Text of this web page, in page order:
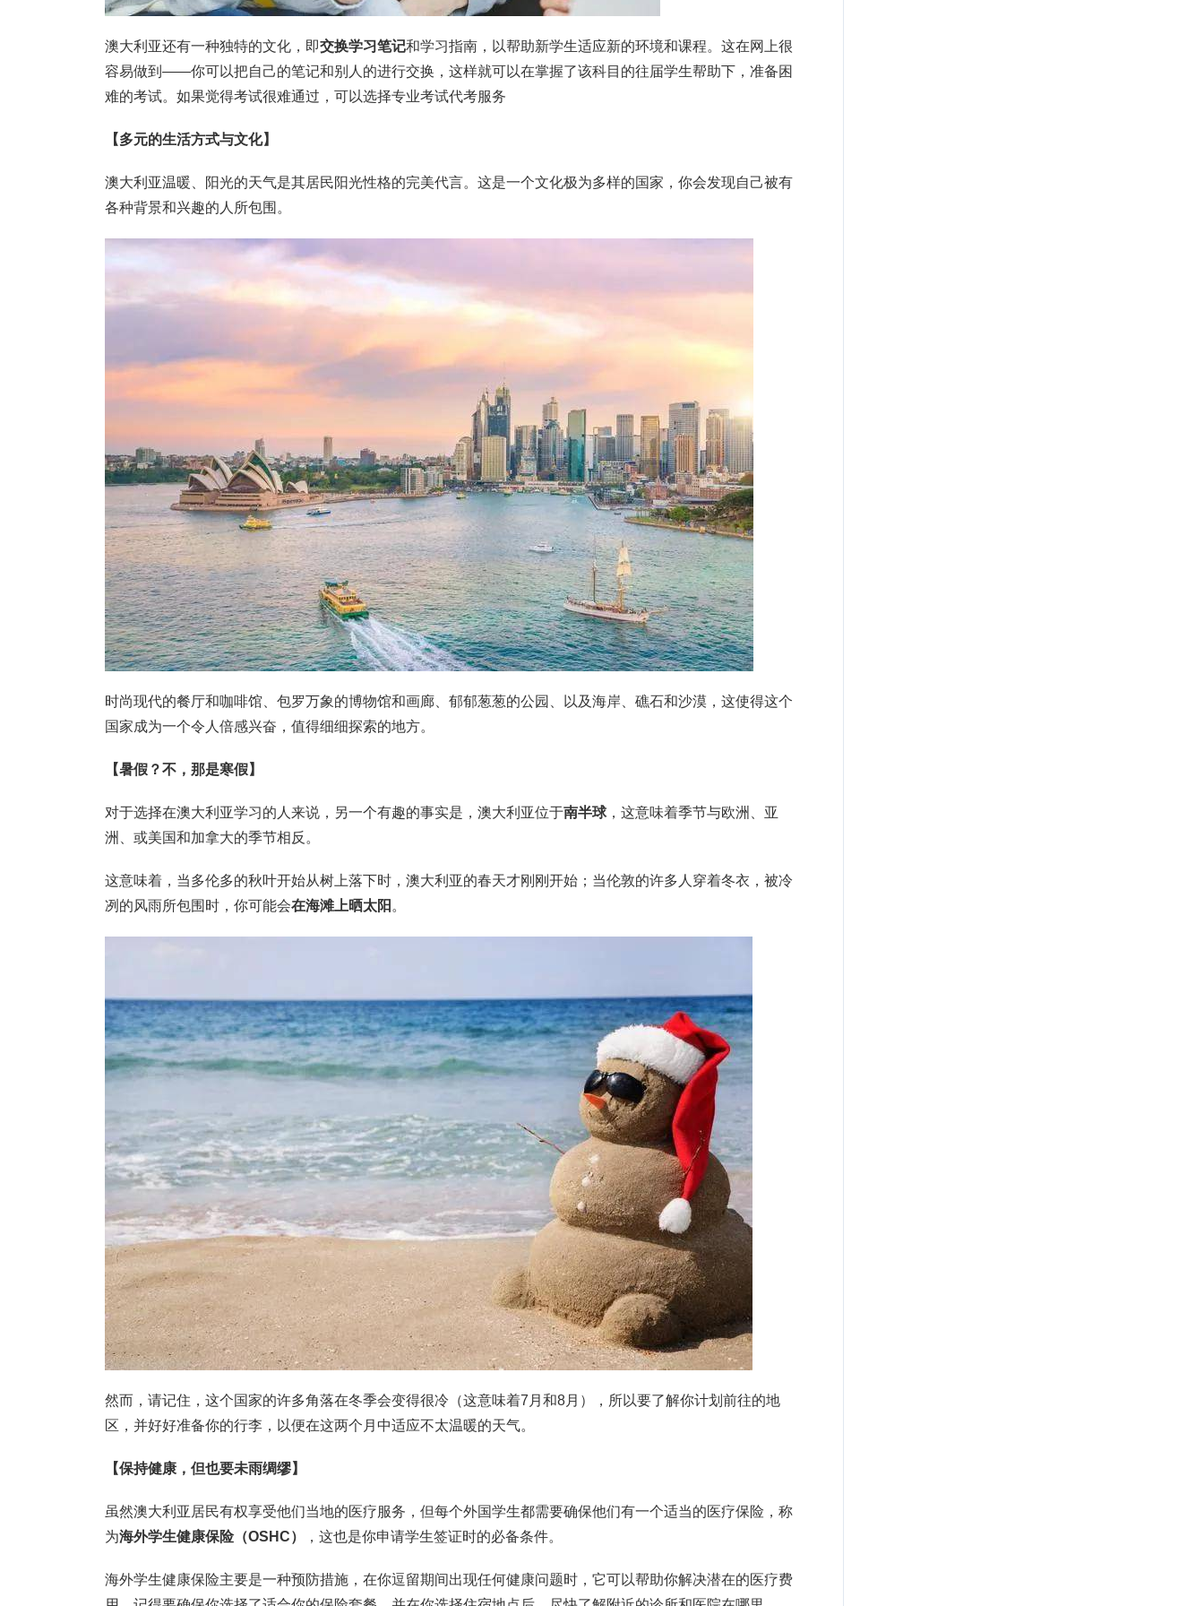
澳大利亚还有一种独特的文化，即交换学习笔记和学习指南，以帮助新学生适应新的环境和课程。这在网上很
容易做到——你可以把自己的笔记和别人的进行交换，这样就可以在掌握了该科目的往届学生帮助下，准备困
难的考试。如果觉得考试很难通过，可以选择专业考试代考服务
【多元的生活方式与文化】
澳大利亚温暖、阳光的天气是其居民阳光性格的完美代言。这是一个文化极为多样的国家，你会发现自己被有
各种背景和兴趣的人所包围。
时尚现代的餐厅和咖啡馆、包罗万象的博物馆和画廊、郁郁葱葱的公园、以及海岸、礁石和沙漠，这使得这个
国家成为一个令人倍感兴奋，值得细细探索的地方。
【暑假？不，那是寒假】
对于选择在澳大利亚学习的人来说，另一个有趣的事实是，澳大利亚位于南半球，这意味着季节与欧洲、亚
洲、或美国和加拿大的季节相反。
这意味着，当多伦多的秋叶开始从树上落下时，澳大利亚的春天才刚刚开始；当伦敦的许多人穿着冬衣，被冷
冽的风雨所包围时，你可能会在海滩上晒太阳 。
然而，请记住，这个国家的许多角落在冬季会变得很冷（这意味着7月和8月），所以要了解你计划前往的地
区，并好好准备你的行李，以便在这两个月中适应不太温暖的天气。
【保持健康，但也要未雨绸缪】
虽然澳大利亚居民有权享受他们当地的医疗服务，但每个外国学生都需要确保他们有一个适当的医疗保险，称
为海外学生健康保险（OSHC） ，这也是你申请学生签证时的必备条件。
海外学生健康保险主要是一种预防措施，在你逗留期间出现任何健康问题时，它可以帮助你解决潜在的医疗费